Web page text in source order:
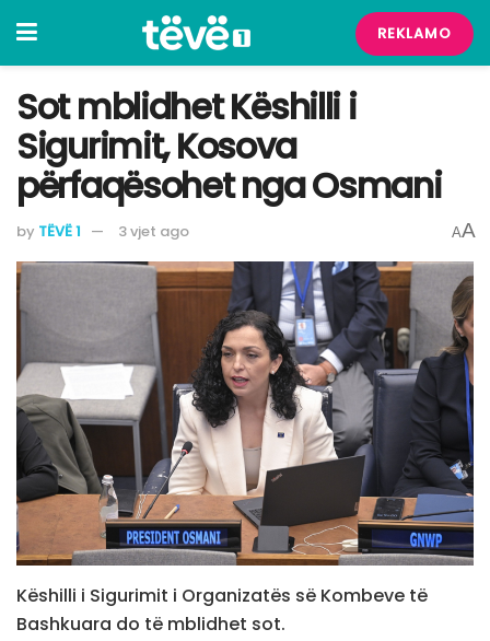
REKLAMO
Sot mblidhet Këshilli i
Sigurimit, Kosova
përfaqësohet nga Osmani
by TËVË 1 3 vjet ago AA
Këshilli i Sigurimit i Organizatës së Kombeve të
Bashkuara do të mblidhet sot.